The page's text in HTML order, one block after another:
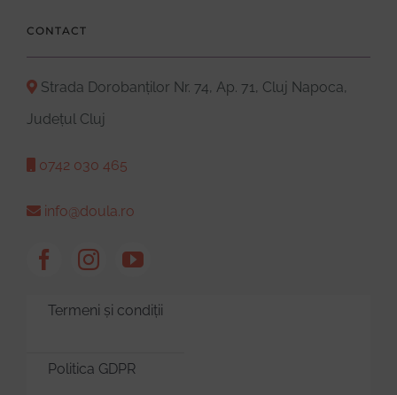
CONTACT
Strada Dorobanților Nr. 74, Ap. 71, Cluj Napoca,
Județul Cluj
0742 030 465
info@doula.ro
Termeni și condiții
Politica GDPR